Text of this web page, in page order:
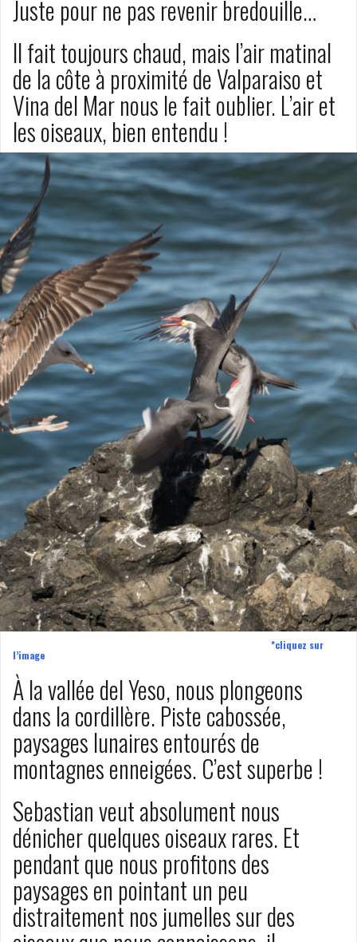
Juste pour ne pas revenir bredouille…
Il fait toujours chaud, mais l’air matinal
de la côte à proximité de Valparaiso et
Vina del Mar nous le fait oublier. L’air et
les oiseaux, bien entendu !
*cliquez sur
l’image
À la vallée del Yeso, nous plongeons
dans la cordillère. Piste cabossée,
paysages lunaires entourés de
montagnes enneigées. C’est superbe !
Sebastian veut absolument nous
dénicher quelques oiseaux rares. Et
pendant que nous profitons des
paysages en pointant un peu
distraitement nos jumelles sur des